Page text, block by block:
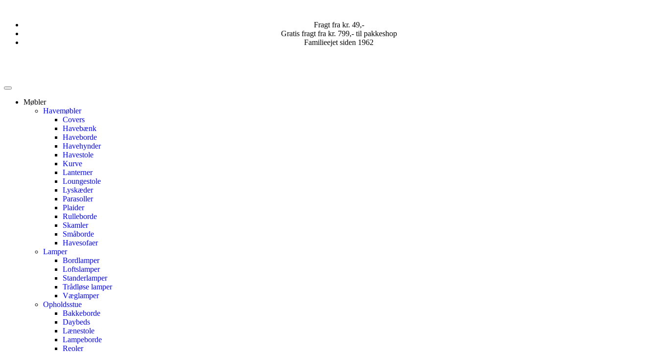
Fragt fra kr. 49,-
Gratis fragt fra kr. 799,- til pakkeshop
Familieejet siden 1962
Møbler
Havemøbler
Covers
Havebænk
Haveborde
Havehynder
Havestole
Kurve
Lanterner
Loungestole
Lyskæder
Parasoller
Plaider
Rulleborde
Skamler
Småborde
Havesofaer
Lamper
Bordlamper
Loftslamper
Standerlamper
Trådløse lamper
Væglamper
Opholdsstue
Bakkeborde
Daybeds
Lænestole
Lampeborde
Reoler